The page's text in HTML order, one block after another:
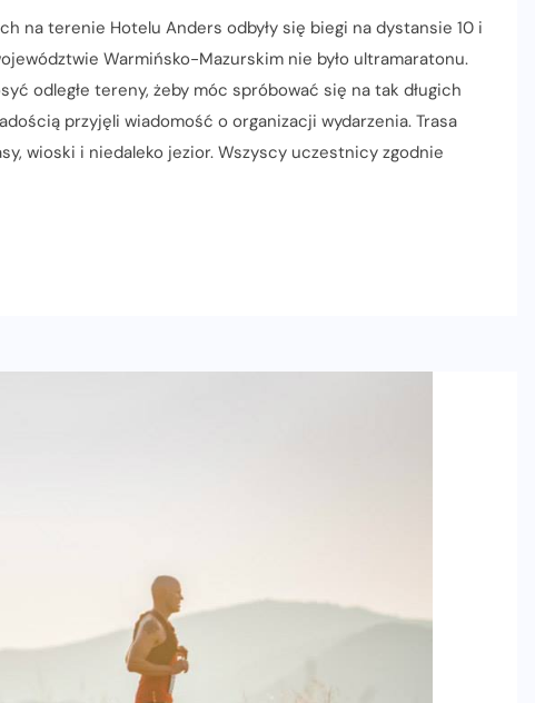
na terenie Hotelu Anders odbyły się biegi na dystansie 10 i
Warmińsko-Mazurskim nie było ultramaratonu.
odległe tereny, żeby móc spróbować się na tak długich
przyjęli wiadomość o organizacji wydarzenia. Trasa
wioski i niedaleko jezior. Wszyscy uczestnicy zgodnie